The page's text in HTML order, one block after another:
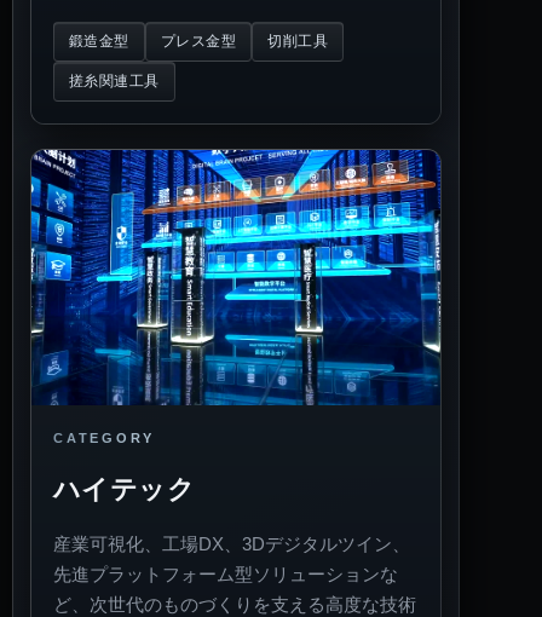
鍛造金型 プレス金型 切削工具
搓糸関連工具
CATEGORY
ハイテック
産業可視化、工場DX、3Dデジタルツイン、
先進プラットフォーム型ソリューションな
ど、次世代のものづくりを支える高度な技術